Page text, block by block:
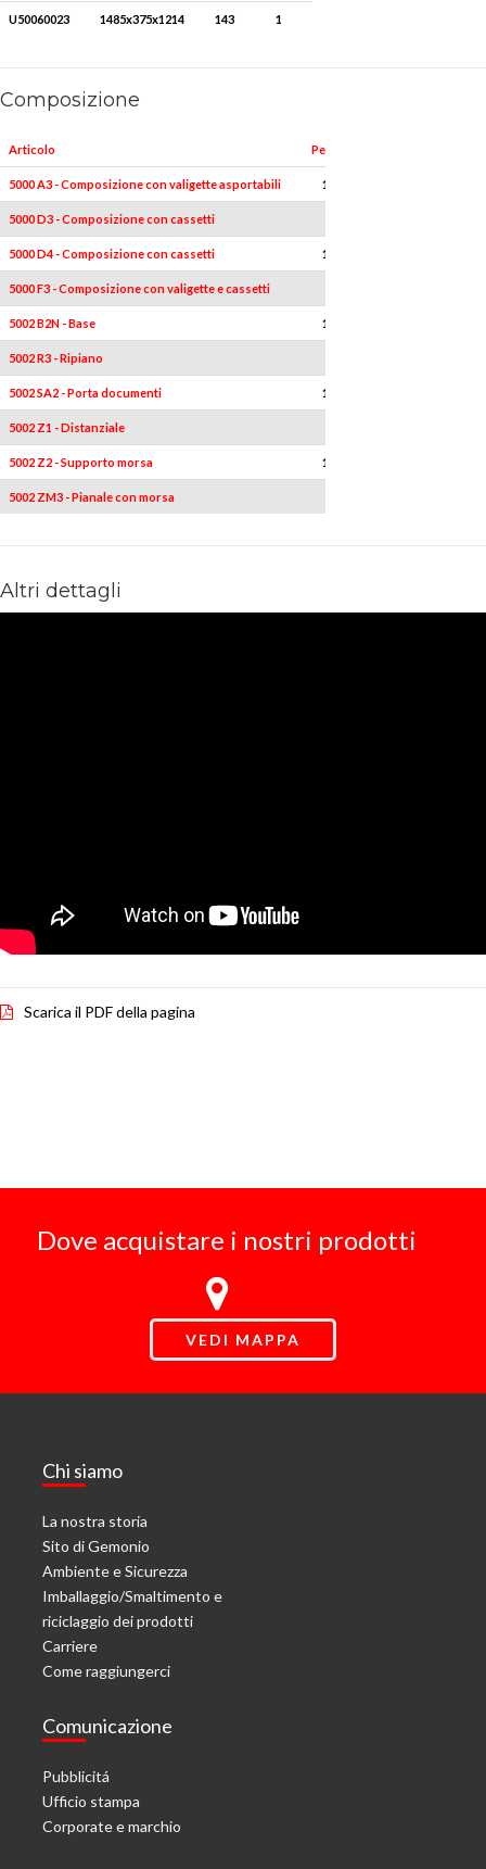
U50060023 1485x375x1214 143 1
Composizione
Articolo Pezzi
5000 A3 - Composizione con valigette asportabili 1
5000 D3 - Composizione con cassetti
5000 D4 - Composizione con cassetti 1
5000 F3 - Composizione con valigette e cassetti
5002 B2N - Base 1
5002 R3 - Ripiano
5002 SA2 - Porta documenti 1
5002 Z1 - Distanziale
5002 Z2 - Supporto morsa 1
5002 ZM3 - Pianale con morsa
Altri dettagli
Scarica il PDF della pagina
Dove acquistare i nostri prodotti
VEDI MAPPA
Chi siamo
La nostra storia
Sito di Gemonio
Ambiente e Sicurezza
Imballaggio/Smaltimento e
riciclaggio dei prodotti
Carriere
Come raggiungerci
Comunicazione
Pubblicitá
Ufficio stampa
Corporate e marchio